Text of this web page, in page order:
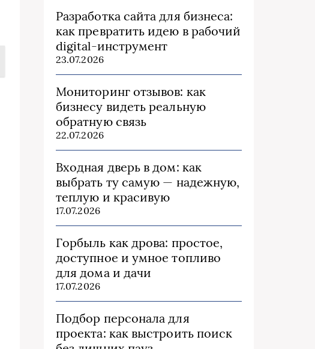
Разработка сайта для бизнеса:
как превратить идею в рабочий
digital-инструмент
23.07.2026
Мониторинг отзывов: как
бизнесу видеть реальную
обратную связь
22.07.2026
Входная дверь в дом: как
выбрать ту самую — надежную,
теплую и красивую
17.07.2026
Горбыль как дрова: простое,
доступное и умное топливо
для дома и дачи
17.07.2026
Подбор персонала для
проекта: как выстроить поиск